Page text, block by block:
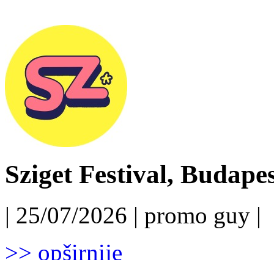
Sziget Festival,
| 25/07/2026 | promo guy |
>> opširnije